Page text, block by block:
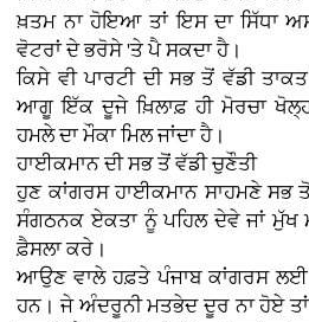
ਖ਼ਤਮ ਨਾ ਹੋਇਆ ਤਾਂ ਇਸ ਦਾ ਸਿੱਧਾ
ਵੋਟਰਾਂ ਦੇ ਭਰੋਸੇ 'ਤੇ ਪੈ ਸਕਦਾ ਹੈ।
ਕਿਸੇ ਵੀ ਪਾਰਟੀ ਦੀ ਸਭ ਤੋਂ ਵੱਡੀ
ਆਗੂ ਇੱਕ ਦੂਜੇ ਖ਼ਿਲਾਫ਼ ਹੀ ਮੋਰਚਾ
ਹਮਲੇ ਦਾ ਮੌਕਾ ਮਿਲ ਜਾਂਦਾ ਹੈ।
ਹਾਈਕਮਾਨ ਦੀ ਸਭ ਤੋਂ ਵੱਡੀ ਚੁਣੌਤੀ
ਹੁਣ ਕਾਂਗਰਸ ਹਾਈਕਮਾਨ ਸਾਹਮਣੇ ਸਭ
ਸੰਗਠਨਕ ਏਕਤਾ ਨੂੰ ਪਹਿਲ ਦੇਵੇ ਜਾਂ ਮੁੱਖ
ਫ਼ੈਸਲਾ ਕਰੇ।
ਆਉਣ ਵਾਲੇ ਹਫ਼ਤੇ ਪੰਜਾਬ ਕਾਂਗਰਸ
ਹਨ। ਜੇ ਅੰਦਰੂਨੀ ਮਤਭੇਦ ਦੂਰ ਨਾ ਹੋਏ ਤਾਂ